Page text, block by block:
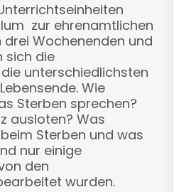
zur ehrenamtlichen
drei Wochenenden und
sich die
unterschiedlichsten
Wie
Sterben sprechen?
ausloten? Was
Sterben und was
nur einige
den
wurden.